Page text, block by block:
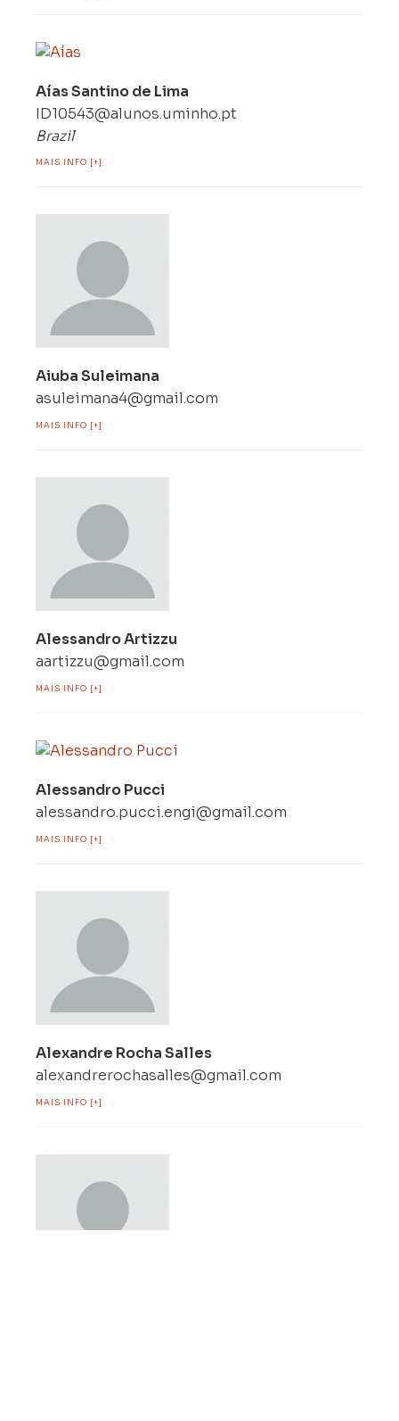
Aías Santino de Lima
ID10543@alunos.uminho.pt
Brazil
MAIS INFO [+]
Aiuba Suleimana
asuleimana4@gmail.com
MAIS INFO [+]
Alessandro Artizzu
aartizzu@gmail.com
MAIS INFO [+]
Alessandro Pucci
alessandro.pucci.engi@gmail.com
MAIS INFO [+]
Alexandre Rocha Salles
alexandrerochasalles@gmail.com
MAIS INFO [+]